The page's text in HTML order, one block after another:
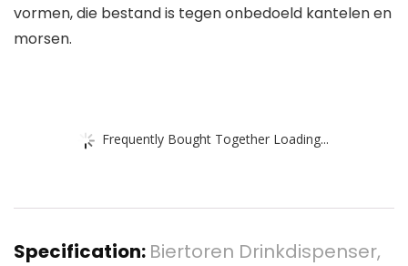
vormen, die bestand is tegen onbedoeld kantelen en
morsen.
Frequently Bought Together Loading...
Specification: Biertoren Drinkdispenser,